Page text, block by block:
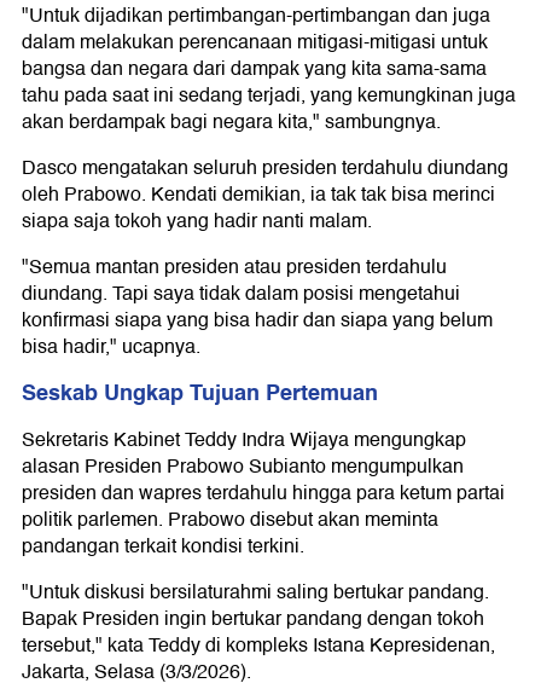
"Untuk dijadikan pertimbangan-pertimbangan dan juga
dalam melakukan perencanaan mitigasi-mitigasi untuk
bangsa dan negara dari dampak yang kita sama-sama
tahu pada saat ini sedang terjadi, yang kemungkinan juga
akan berdampak bagi negara kita," sambungnya.
Dasco mengatakan seluruh presiden terdahulu diundang
oleh Prabowo. Kendati demikian, ia tak tak bisa merinci
siapa saja tokoh yang hadir nanti malam.
"Semua mantan presiden atau presiden terdahulu
diundang. Tapi saya tidak dalam posisi mengetahui
konfirmasi siapa yang bisa hadir dan siapa yang belum
bisa hadir," ucapnya.
Seskab Ungkap Tujuan Pertemuan
Sekretaris Kabinet Teddy Indra Wijaya mengungkap
alasan Presiden Prabowo Subianto mengumpulkan
presiden dan wapres terdahulu hingga para ketum partai
politik parlemen. Prabowo disebut akan meminta
pandangan terkait kondisi terkini.
"Untuk diskusi bersilaturahmi saling bertukar pandang.
Bapak Presiden ingin bertukar pandang dengan tokoh
tersebut," kata Teddy di kompleks Istana Kepresidenan,
Jakarta, Selasa (3/3/2026).